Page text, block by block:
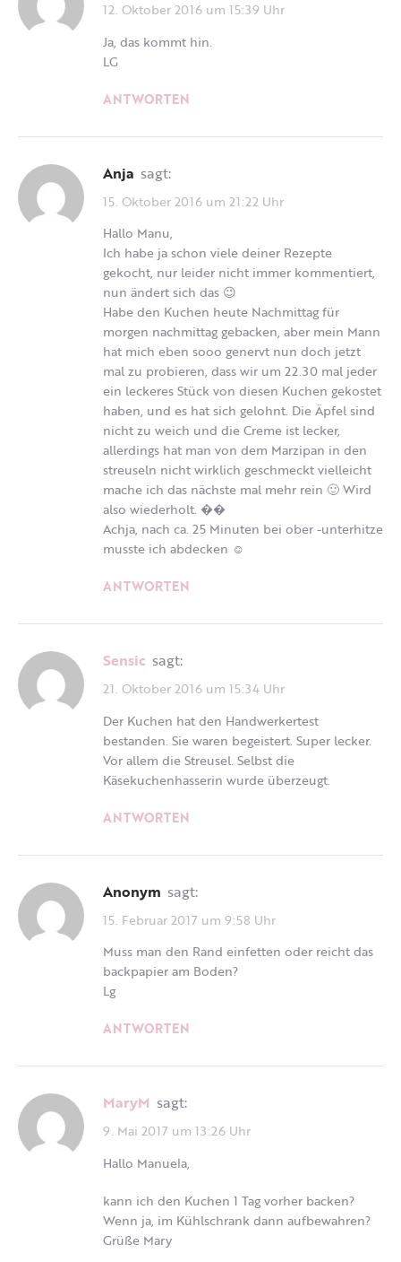
12. Oktober 2016 um 15:39 Uhr
Ja, das kommt hin.
LG
ANTWORTEN
Anja sagt:
15. Oktober 2016 um 21:22 Uhr
Hallo Manu,
Ich habe ja schon viele deiner Rezepte
gekocht, nur leider nicht immer kommentiert,
nun ändert sich das 😉
Habe den Kuchen heute Nachmittag für
morgen nachmittag gebacken, aber mein Mann
hat mich eben sooo genervt nun doch jetzt
mal zu probieren, dass wir um 22.30 mal jeder
ein leckeres Stück von diesen Kuchen gekostet
haben, und es hat sich gelohnt. Die Äpfel sind
nicht zu weich und die Creme ist lecker,
allerdings hat man von dem Marzipan in den
streuseln nicht wirklich geschmeckt vielleicht
mache ich das nächste mal mehr rein 🙂 Wird
also wiederholt. ��
Achja, nach ca. 25 Minuten bei ober -unterhitze
musste ich abdecken ☺
ANTWORTEN
Sensic sagt:
21. Oktober 2016 um 15:34 Uhr
Der Kuchen hat den Handwerkertest
bestanden. Sie waren begeistert. Super lecker.
Vor allem die Streusel. Selbst die
Käsekuchenhasserin wurde überzeugt.
ANTWORTEN
Anonym sagt:
15. Februar 2017 um 9:58 Uhr
Muss man den Rand einfetten oder reicht das
backpapier am Boden?
Lg
ANTWORTEN
MaryM sagt:
9. Mai 2017 um 13:26 Uhr
Hallo Manuela,
kann ich den Kuchen 1 Tag vorher backen?
Wenn ja, im Kühlschrank dann aufbewahren?
Grüße Mary